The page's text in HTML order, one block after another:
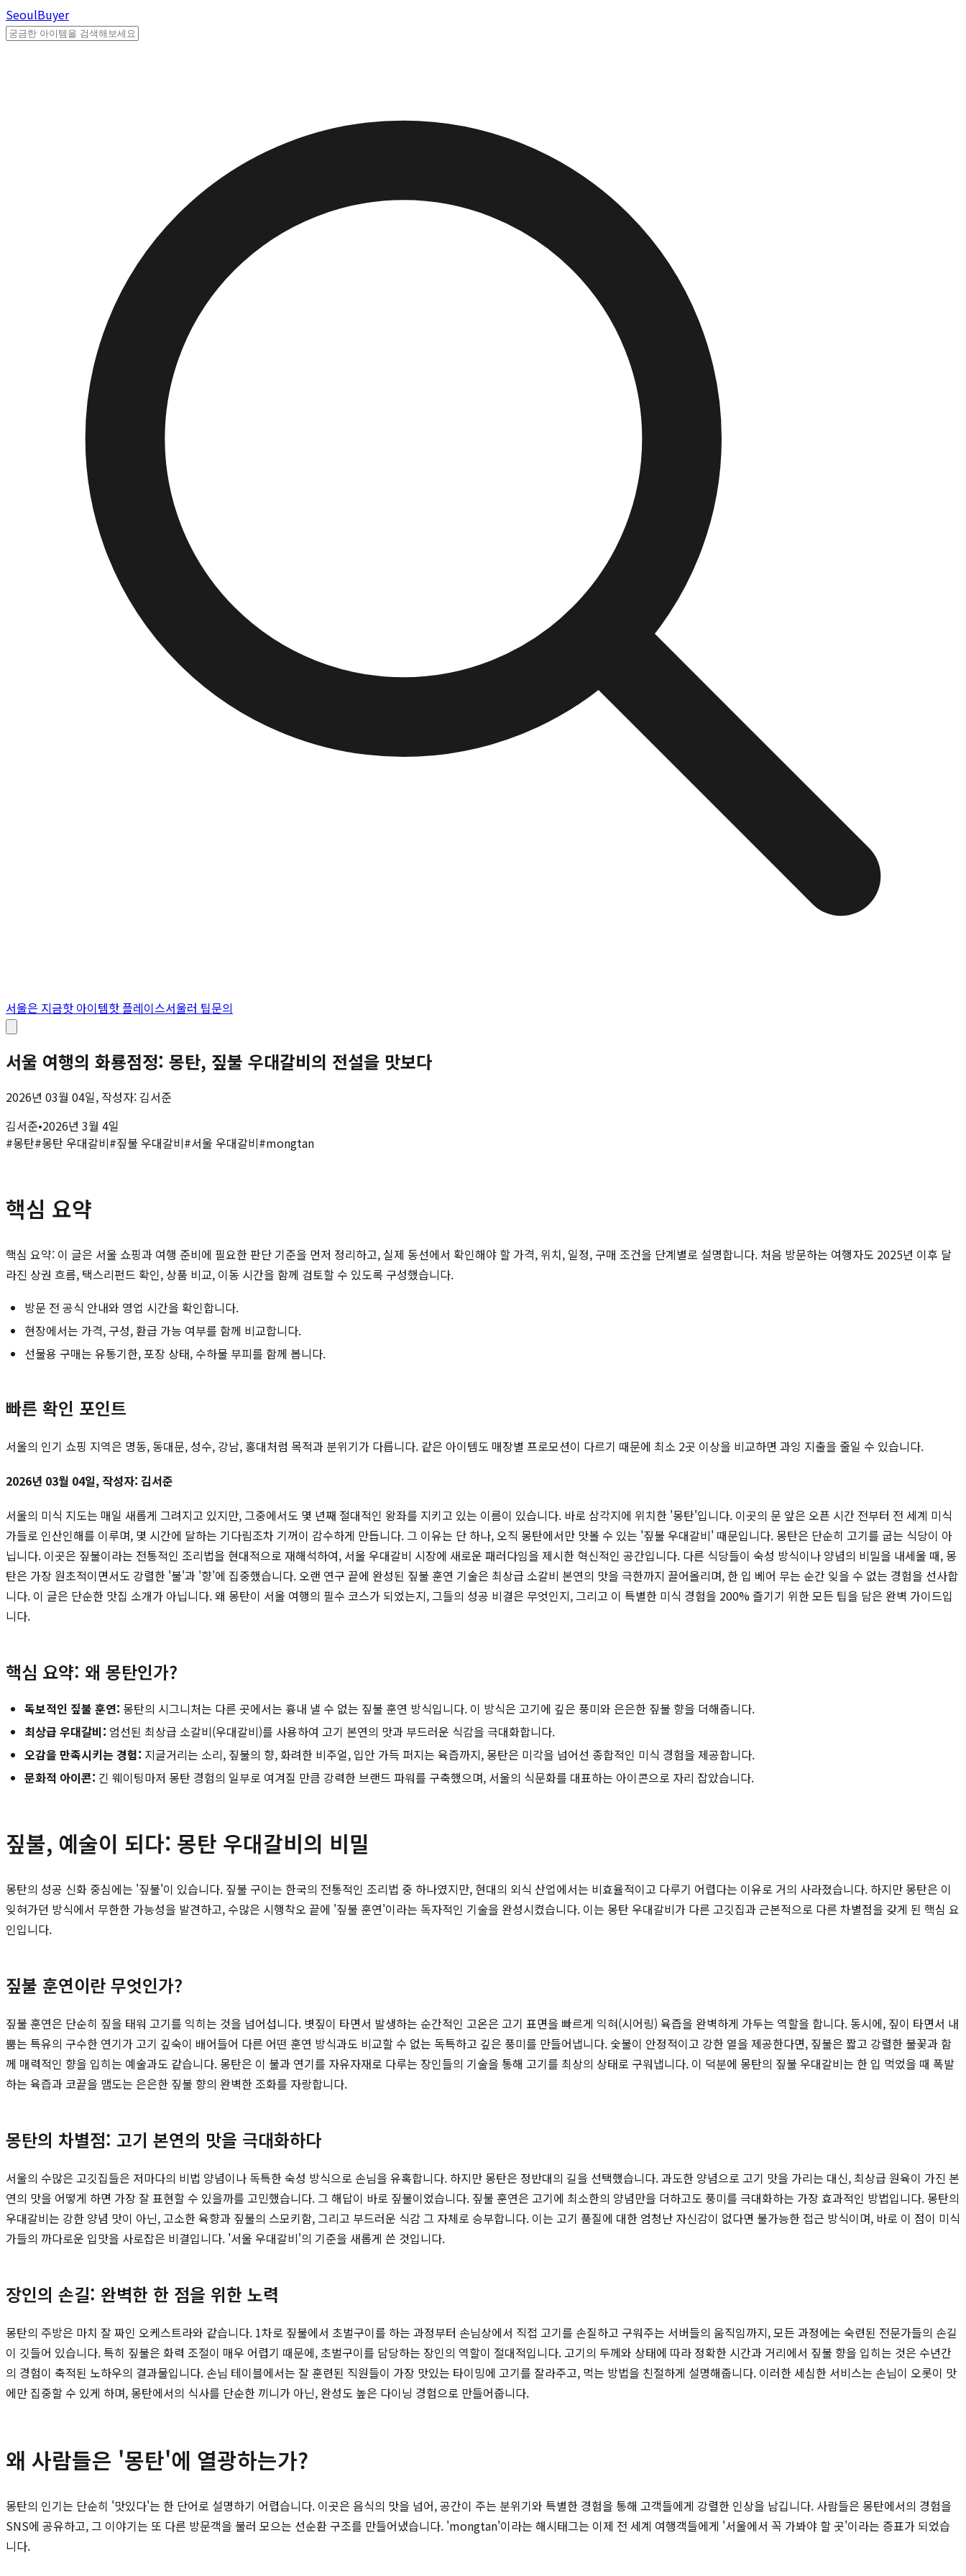
SeoulBuyer
서울은 지금핫 아이템핫 플레이스서울러 팁문의
서울 여행의 화룡점정: 몽탄, 짚불 우대갈비의 전설을 맛보다
2026년 03월 04일, 작성자: 김서준
김서준•2026년 3월 4일
#몽탄#몽탄 우대갈비#짚불 우대갈비#서울 우대갈비#mongtan
핵심 요약
핵심 요약: 이 글은 서울 쇼핑과 여행 준비에 필요한 판단 기준을 먼저 정리하고, 실제 동선에서 확인해야 할 가격, 위치, 일정, 구매 조건을 단계별로 설명합니다. 처음 방문하는 여행자도 2025년 이후 달
라진 상권 흐름, 택스리펀드 확인, 상품 비교, 이동 시간을 함께 검토할 수 있도록 구성했습니다.
방문 전 공식 안내와 영업 시간을 확인합니다.
현장에서는 가격, 구성, 환급 가능 여부를 함께 비교합니다.
선물용 구매는 유통기한, 포장 상태, 수하물 부피를 함께 봅니다.
빠른 확인 포인트
서울의 인기 쇼핑 지역은 명동, 동대문, 성수, 강남, 홍대처럼 목적과 분위기가 다릅니다. 같은 아이템도 매장별 프로모션이 다르기 때문에 최소 2곳 이상을 비교하면 과잉 지출을 줄일 수 있습니다.
2026년 03월 04일, 작성자: 김서준
서울의 미식 지도는 매일 새롭게 그려지고 있지만, 그중에서도 몇 년째 절대적인 왕좌를 지키고 있는 이름이 있습니다. 바로 삼각지에 위치한 '몽탄'입니다. 이곳의 문 앞은 오픈 시간 전부터 전 세계 미식
가들로 인산인해를 이루며, 몇 시간에 달하는 기다림조차 기꺼이 감수하게 만듭니다. 그 이유는 단 하나, 오직 몽탄에서만 맛볼 수 있는 '짚불 우대갈비' 때문입니다. 몽탄은 단순히 고기를 굽는 식당이 아
닙니다. 이곳은 짚불이라는 전통적인 조리법을 현대적으로 재해석하여, 서울 우대갈비 시장에 새로운 패러다임을 제시한 혁신적인 공간입니다. 다른 식당들이 숙성 방식이나 양념의 비밀을 내세울 때, 몽
탄은 가장 원초적이면서도 강렬한 '불'과 '향'에 집중했습니다. 오랜 연구 끝에 완성된 짚불 훈연 기술은 최상급 소갈비 본연의 맛을 극한까지 끌어올리며, 한 입 베어 무는 순간 잊을 수 없는 경험을 선사합
니다. 이 글은 단순한 맛집 소개가 아닙니다. 왜 몽탄이 서울 여행의 필수 코스가 되었는지, 그들의 성공 비결은 무엇인지, 그리고 이 특별한 미식 경험을 200% 즐기기 위한 모든 팁을 담은 완벽 가이드입
니다.
핵심 요약: 왜 몽탄인가?
독보적인 짚불 훈연: 몽탄의 시그니처는 다른 곳에서는 흉내 낼 수 없는 짚불 훈연 방식입니다. 이 방식은 고기에 깊은 풍미와 은은한 짚불 향을 더해줍니다.
최상급 우대갈비: 엄선된 최상급 소갈비(우대갈비)를 사용하여 고기 본연의 맛과 부드러운 식감을 극대화합니다.
오감을 만족시키는 경험: 지글거리는 소리, 짚불의 향, 화려한 비주얼, 입안 가득 퍼지는 육즙까지, 몽탄은 미각을 넘어선 종합적인 미식 경험을 제공합니다.
문화적 아이콘: 긴 웨이팅마저 몽탄 경험의 일부로 여겨질 만큼 강력한 브랜드 파워를 구축했으며, 서울의 식문화를 대표하는 아이콘으로 자리 잡았습니다.
짚불, 예술이 되다: 몽탄 우대갈비의 비밀
몽탄의 성공 신화 중심에는 '짚불'이 있습니다. 짚불 구이는 한국의 전통적인 조리법 중 하나였지만, 현대의 외식 산업에서는 비효율적이고 다루기 어렵다는 이유로 거의 사라졌습니다. 하지만 몽탄은 이
잊혀가던 방식에서 무한한 가능성을 발견하고, 수많은 시행착오 끝에 '짚불 훈연'이라는 독자적인 기술을 완성시켰습니다. 이는 몽탄 우대갈비가 다른 고깃집과 근본적으로 다른 차별점을 갖게 된 핵심 요
인입니다.
짚불 훈연이란 무엇인가?
짚불 훈연은 단순히 짚을 태워 고기를 익히는 것을 넘어섭니다. 볏짚이 타면서 발생하는 순간적인 고온은 고기 표면을 빠르게 익혀(시어링) 육즙을 완벽하게 가두는 역할을 합니다. 동시에, 짚이 타면서 내
뿜는 특유의 구수한 연기가 고기 깊숙이 배어들어 다른 어떤 훈연 방식과도 비교할 수 없는 독특하고 깊은 풍미를 만들어냅니다. 숯불이 안정적이고 강한 열을 제공한다면, 짚불은 짧고 강렬한 불꽃과 함
께 매력적인 향을 입히는 예술과도 같습니다. 몽탄은 이 불과 연기를 자유자재로 다루는 장인들의 기술을 통해 고기를 최상의 상태로 구워냅니다. 이 덕분에 몽탄의 짚불 우대갈비는 한 입 먹었을 때 폭발
하는 육즙과 코끝을 맴도는 은은한 짚불 향의 완벽한 조화를 자랑합니다.
몽탄의 차별점: 고기 본연의 맛을 극대화하다
서울의 수많은 고깃집들은 저마다의 비법 양념이나 독특한 숙성 방식으로 손님을 유혹합니다. 하지만 몽탄은 정반대의 길을 선택했습니다. 과도한 양념으로 고기 맛을 가리는 대신, 최상급 원육이 가진 본
연의 맛을 어떻게 하면 가장 잘 표현할 수 있을까를 고민했습니다. 그 해답이 바로 짚불이었습니다. 짚불 훈연은 고기에 최소한의 양념만을 더하고도 풍미를 극대화하는 가장 효과적인 방법입니다. 몽탄의
우대갈비는 강한 양념 맛이 아닌, 고소한 육향과 짚불의 스모키함, 그리고 부드러운 식감 그 자체로 승부합니다. 이는 고기 품질에 대한 엄청난 자신감이 없다면 불가능한 접근 방식이며, 바로 이 점이 미식
가들의 까다로운 입맛을 사로잡은 비결입니다. '서울 우대갈비'의 기준을 새롭게 쓴 것입니다.
장인의 손길: 완벽한 한 점을 위한 노력
몽탄의 주방은 마치 잘 짜인 오케스트라와 같습니다. 1차로 짚불에서 초벌구이를 하는 과정부터 손님상에서 직접 고기를 손질하고 구워주는 서버들의 움직임까지, 모든 과정에는 숙련된 전문가들의 손길
이 깃들어 있습니다. 특히 짚불은 화력 조절이 매우 어렵기 때문에, 초벌구이를 담당하는 장인의 역할이 절대적입니다. 고기의 두께와 상태에 따라 정확한 시간과 거리에서 짚불 향을 입히는 것은 수년간
의 경험이 축적된 노하우의 결과물입니다. 손님 테이블에서는 잘 훈련된 직원들이 가장 맛있는 타이밍에 고기를 잘라주고, 먹는 방법을 친절하게 설명해줍니다. 이러한 세심한 서비스는 손님이 오롯이 맛
에만 집중할 수 있게 하며, 몽탄에서의 식사를 단순한 끼니가 아닌, 완성도 높은 다이닝 경험으로 만들어줍니다.
왜 사람들은 '몽탄'에 열광하는가?
몽탄의 인기는 단순히 '맛있다'는 한 단어로 설명하기 어렵습니다. 이곳은 음식의 맛을 넘어, 공간이 주는 분위기와 특별한 경험을 통해 고객들에게 강렬한 인상을 남깁니다. 사람들은 몽탄에서의 경험을
SNS에 공유하고, 그 이야기는 또 다른 방문객을 불러 모으는 선순환 구조를 만들어냈습니다. 'mongtan'이라는 해시태그는 이제 전 세계 여행객들에게 '서울에서 꼭 가봐야 할 곳'이라는 증표가 되었습
니다.